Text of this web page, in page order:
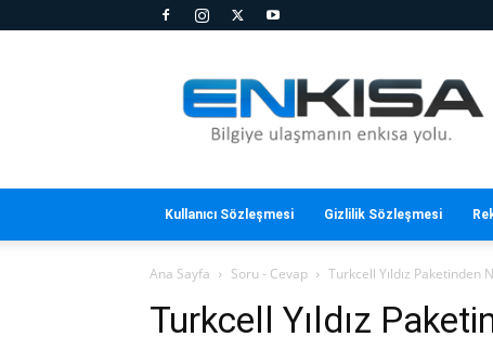
Kısa
Kullanıcı Sözleşmesi Gizlilik Sözleşmesi
Ana Sayfa Soru - Cevap Turkcell Yıldız Paketinden
Turkcell Yıldız